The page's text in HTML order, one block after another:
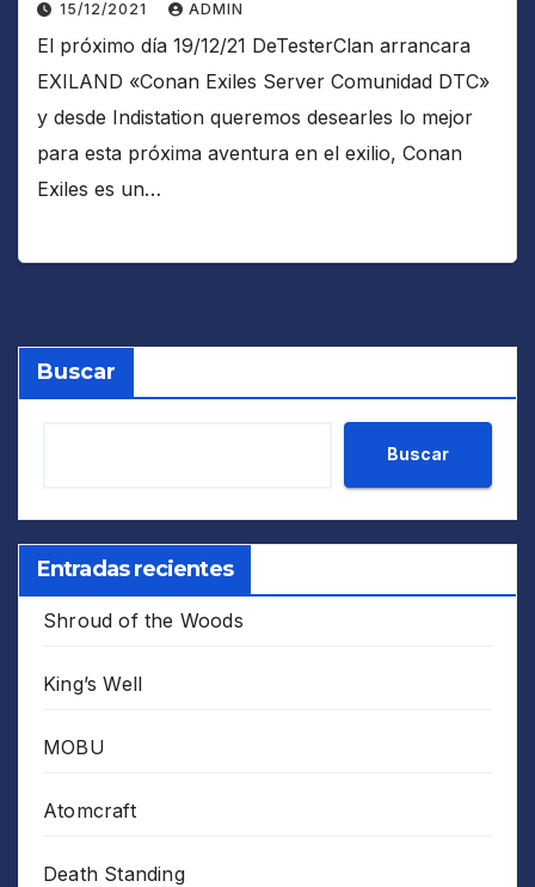
15/12/2021 ADMIN
El próximo día 19/12/21 DeTesterClan arrancara
EXILAND «Conan Exiles Server Comunidad DTC»
y desde Indistation queremos desearles lo mejor
para esta próxima aventura en el exilio, Conan
Exiles es un…
Buscar
Buscar
Entradas recientes
Shroud of the Woods
King’s Well
MOBU
Atomcraft
Death Standing